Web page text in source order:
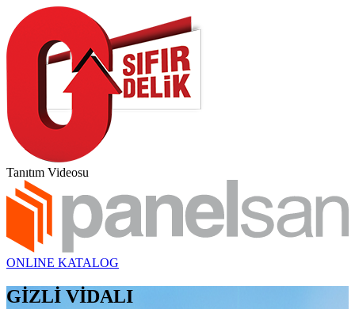
Tanıtım Videosu
ONLINE KATALOG
GİZLİ VİDALI